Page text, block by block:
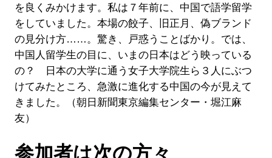
を良くみかけます。私は７年前に、中国で語学留学
をしていました。本場の餃子、旧正月、偽ブランド
の見分け方……。驚き、戸惑うことばかり。では、
中国人留学生の目に、いまの日本はどう映っている
の？ 日本の大学に通う女子大学院生ら３人にぶつ
けてみたところ、急激に進化する中国の今が見えて
きました。（朝日新聞東京編集センター・堀江麻
友）
参加者は次の方々